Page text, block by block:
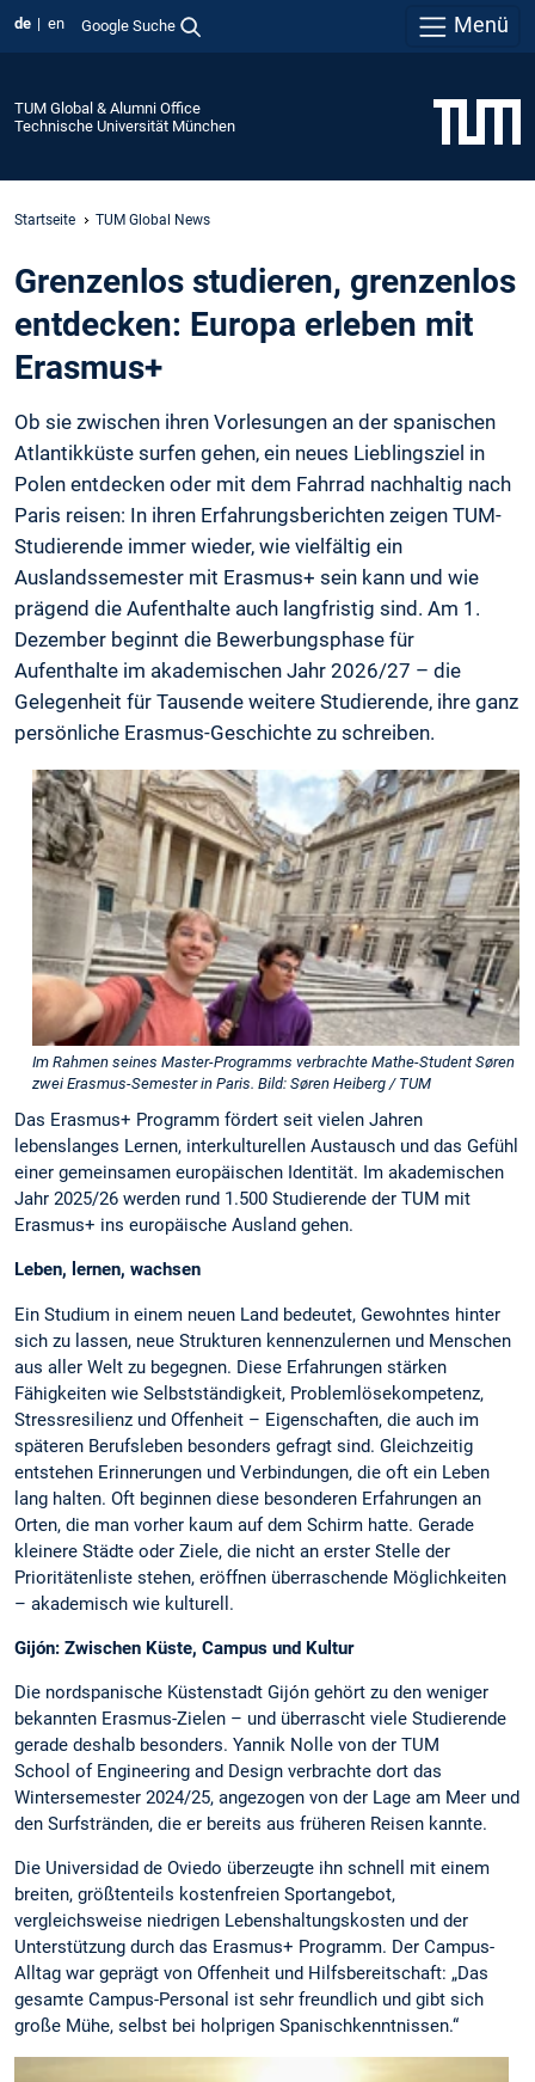
de en Google Suche Menü
TUM Global & Alumni Office
Technische Universität München
Startseite TUM Global News
Grenzenlos studieren, grenzenlos
entdecken: Europa erleben mit
Erasmus+
Ob sie zwischen ihren Vorlesungen an der spanischen
Atlantikküste surfen gehen, ein neues Lieblingsziel in
Polen entdecken oder mit dem Fahrrad nachhaltig nach
Paris reisen: In ihren Erfahrungsberichten zeigen TUM-
Studierende immer wieder, wie vielfältig ein
Auslandssemester mit Erasmus+ sein kann und wie
prägend die Aufenthalte auch langfristig sind. Am 1.
Dezember beginnt die Bewerbungsphase für
Aufenthalte im akademischen Jahr 2026/27 – die
Gelegenheit für Tausende weitere Studierende, ihre ganz
persönliche Erasmus-Geschichte zu schreiben.
Im Rahmen seines Master-Programms verbrachte Mathe-Student Søren
zwei Erasmus-Semester in Paris. Bild: Søren Heiberg / TUM
Das Erasmus+ Programm fördert seit vielen Jahren
lebenslanges Lernen, interkulturellen Austausch und das Gefühl
einer gemeinsamen europäischen Identität. Im akademischen
Jahr 2025/26 werden rund 1.500 Studierende der TUM mit
Erasmus+ ins europäische Ausland gehen.
Leben, lernen, wachsen
Ein Studium in einem neuen Land bedeutet, Gewohntes hinter
sich zu lassen, neue Strukturen kennenzulernen und Menschen
aus aller Welt zu begegnen. Diese Erfahrungen stärken
Fähigkeiten wie Selbstständigkeit, Problemlösekompetenz,
Stressresilienz und Offenheit – Eigenschaften, die auch im
späteren Berufsleben besonders gefragt sind. Gleichzeitig
entstehen Erinnerungen und Verbindungen, die oft ein Leben
lang halten. Oft beginnen diese besonderen Erfahrungen an
Orten, die man vorher kaum auf dem Schirm hatte. Gerade
kleinere Städte oder Ziele, die nicht an erster Stelle der
Prioritätenliste stehen, eröffnen überraschende Möglichkeiten
– akademisch wie kulturell.
Gijón: Zwischen Küste, Campus und Kultur
Die nordspanische Küstenstadt Gijón gehört zu den weniger
bekannten Erasmus-Zielen – und überrascht viele Studierende
gerade deshalb besonders. Yannik Nolle von der TUM
School of Engineering and Design verbrachte dort das
Wintersemester 2024/25, angezogen von der Lage am Meer und
den Surfstränden, die er bereits aus früheren Reisen kannte.
Die Universidad de Oviedo überzeugte ihn schnell mit einem
breiten, größtenteils kostenfreien Sportangebot,
vergleichsweise niedrigen Lebenshaltungskosten und der
Unterstützung durch das Erasmus+ Programm. Der Campus-
Alltag war geprägt von Offenheit und Hilfsbereitschaft: „Das
gesamte Campus-Personal ist sehr freundlich und gibt sich
große Mühe, selbst bei holprigen Spanischkenntnissen.“